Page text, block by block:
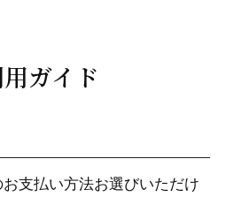
ガイド
支払い方法お選びいただけ